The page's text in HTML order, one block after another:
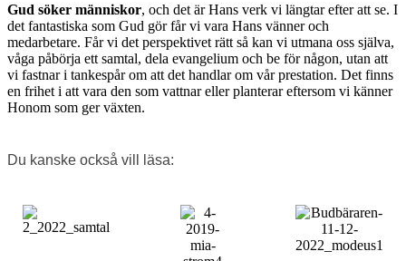
Gud söker människor, och det är Hans verk vi längtar efter att se. I
det fantastiska som Gud gör får vi vara Hans vänner och
medarbetare. Får vi det perspektivet rätt så kan vi utmana oss själva,
våga påbörja ett samtal, dela evangelium och be för någon, utan att
vi fastnar i tankespår om att det handlar om vår prestation. Det finns
en frihet i att vara den som vattnar eller planterar eftersom vi känner
Honom som ger växten.
Du kanske också vill läsa: